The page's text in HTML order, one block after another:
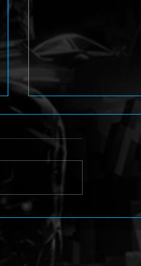
Beaten Path
für Konsolen und PC